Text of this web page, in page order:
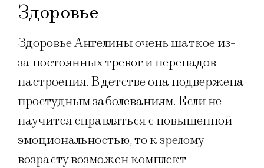
Здоровье
Здоровье Ангелины очень шаткое из-
за постоянных тревог и перепадов
настроения. В детстве она подвержена
простудным заболеваниям. Если не
научится справляться с повышенной
эмоциональностью, то к зрелому
возрасту возможен комплект